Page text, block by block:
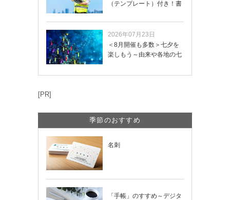
（テンプレート）付き！書
2026年07月23日
＜8月開催も多数＞七夕を
楽しもう～由来や各地の七
[PR]
季節のおすすめ
名刺
「手帳」のすすめ～デジタ